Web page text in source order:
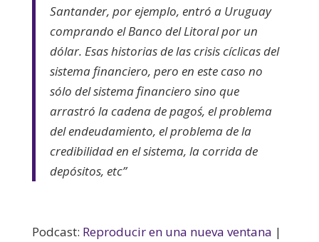
Santander, por ejemplo, entró a Uruguay
comprando el Banco del Litoral por un
dólar. Esas historias de las crisis cíclicas del
sistema financiero, pero en este caso no
sólo del sistema financiero sino que
arrastró la cadena de pagos´, el problema
del endeudamiento, el problema de la
credibilidad en el sistema, la corrida de
depósitos, etc”
Podcast: Reproducir en una nueva ventana |